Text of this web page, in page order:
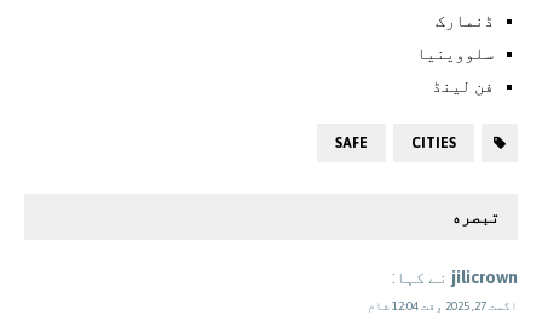
ڈنمارک
سلووینیا
فن لینڈ
CITIES
SAFE
تبصره
jilicrown نے کہا:
اگست 27, 2025 وقت 12:04 شام